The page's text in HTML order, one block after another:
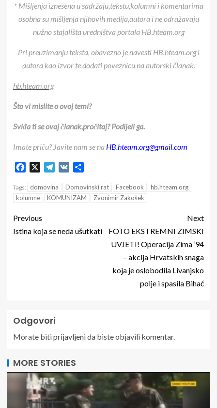
* Mišljenja iznesena u sadržaju,tekstu,kolumni i komentarima
osobna su mišljenja njihovih medija,autora i ne odražavaju
nužno stajališta uredništva portala HB.hteam.org
Pri preuzimanju teksta, obavezno je navesti HB.hteam.org i
autora kao izvor te dodati poveznicu na autorski članak.
hb.hteam.org
Što vi mislite o ovoj temi?
Sviđa ti se ovaj članak,pročitaj? Podijeli ga.
Imate priču? Javite nam se na HB.hteam.org@gmail.com
Facebook Telegram
VK
Tags: domovina Domovinski rat Facebook
hb.hteam.org
kolumne
KOMUNIZAM Zvonimir Zakošek
Previous
Istina koja se neda ušutkati
Next
FOTO EKSTREMNI ZIMSKI
UVJETI! Operacija Zima ’94
– akcija Hrvatskih snaga
koja je oslobodila Livanjsko
polje i spasila Bihać
Odgovori
Morate bitiprijavljenida biste objavili komentar.
MORE STORIES